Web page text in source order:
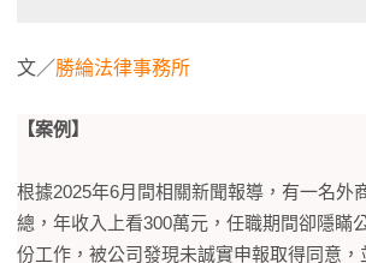
文／勝綸法律事務所
【案例】
根據2025年6月間相關新聞報導，有一名外
總，年收入上看300萬元，任職期間卻隱瞞
份工作，被公司發現未誠實申報取得同意